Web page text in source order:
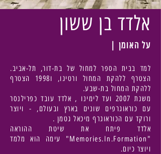
אלדד בן ששון
על האומן |
למד בבית הספר למחול של בת-דור, תל-אביב.
הצטרף ללהקת המחול ורטיגו, ו1998 הצטרף
ללהקת המחול בת-שבע.
משנת 2007 ועד לימינו , אלדד עובד כפרילנסר
עם כוראוגרפים שונים בארץ ובעולם, - ויוצר
ורוקד עם הכוראוגרף מיכאל גטמן .
אלדד פיתח את שיטת ההוראה
"Memories.In.Formation" עימה הוא מלמד
ויוצר כיום.